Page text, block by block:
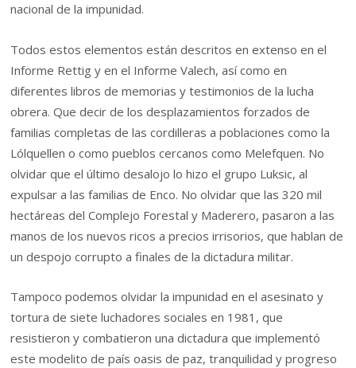
nacional de la impunidad.
Todos estos elementos están descritos en extenso en el
Informe Rettig y en el Informe Valech, así como en
diferentes libros de memorias y testimonios de la lucha
obrera. Que decir de los desplazamientos forzados de
familias completas de las cordilleras a poblaciones como la
Lólquellen o como pueblos cercanos como Melefquen. No
olvidar que el último desalojo lo hizo el grupo Luksic, al
expulsar a las familias de Enco. No olvidar que las 320 mil
hectáreas del Complejo Forestal y Maderero, pasaron a las
manos de los nuevos ricos a precios irrisorios, que hablan de
un despojo corrupto a finales de la dictadura militar.
Tampoco podemos olvidar la impunidad en el asesinato y
tortura de siete luchadores sociales en 1981, que
resistieron y combatieron una dictadura que implementó
este modelito de país oasis de paz, tranquilidad y progreso